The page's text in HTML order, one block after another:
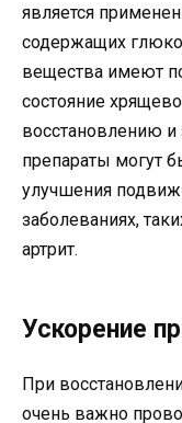
является
содержащих
вещества имеют
состояние
восстановлению
препараты могут
улучшения
заболеваниях,
артрит.
Ускорение
При
очень важно